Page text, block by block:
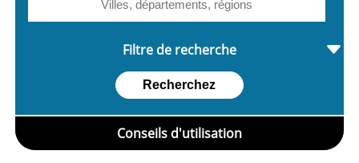
Filtre de recherche
Recherchez
Conseils d'utilisation